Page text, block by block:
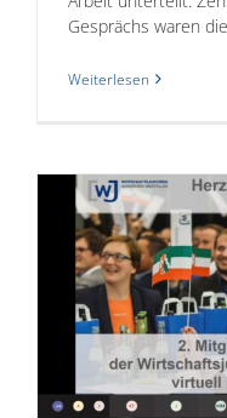
Gesprächs waren
Weiterlesen